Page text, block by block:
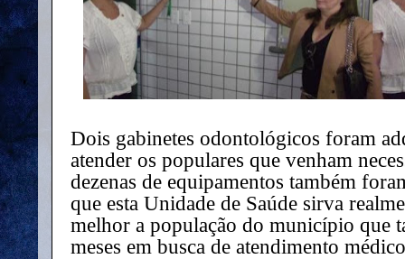
Dois gabinetes odontológicos foram
atender os populares que venham
dezenas de equipamentos também
que esta Unidade de Saúde sirva
melhor a população do município que
meses em busca de atendimento